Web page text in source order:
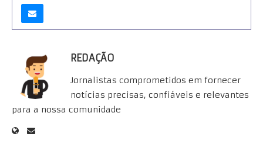
REDAÇÃO
Jornalistas comprometidos em fornecer
notícias precisas, confiáveis e relevantes
para a nossa comunidade